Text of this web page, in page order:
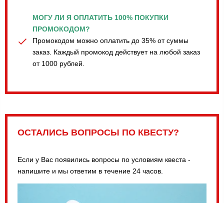
МОГУ ЛИ Я ОПЛАТИТЬ 100% ПОКУПКИ
ПРОМОКОДОМ?
Промокодом можно оплатить до 35% от суммы
заказ. Каждый промокод действует на любой заказ
от 1000 рублей.
ОСТАЛИСЬ ВОПРОСЫ ПО КВЕСТУ?
Если у Вас появились вопросы по условиям квеста -
напишите и мы ответим в течение 24 часов.